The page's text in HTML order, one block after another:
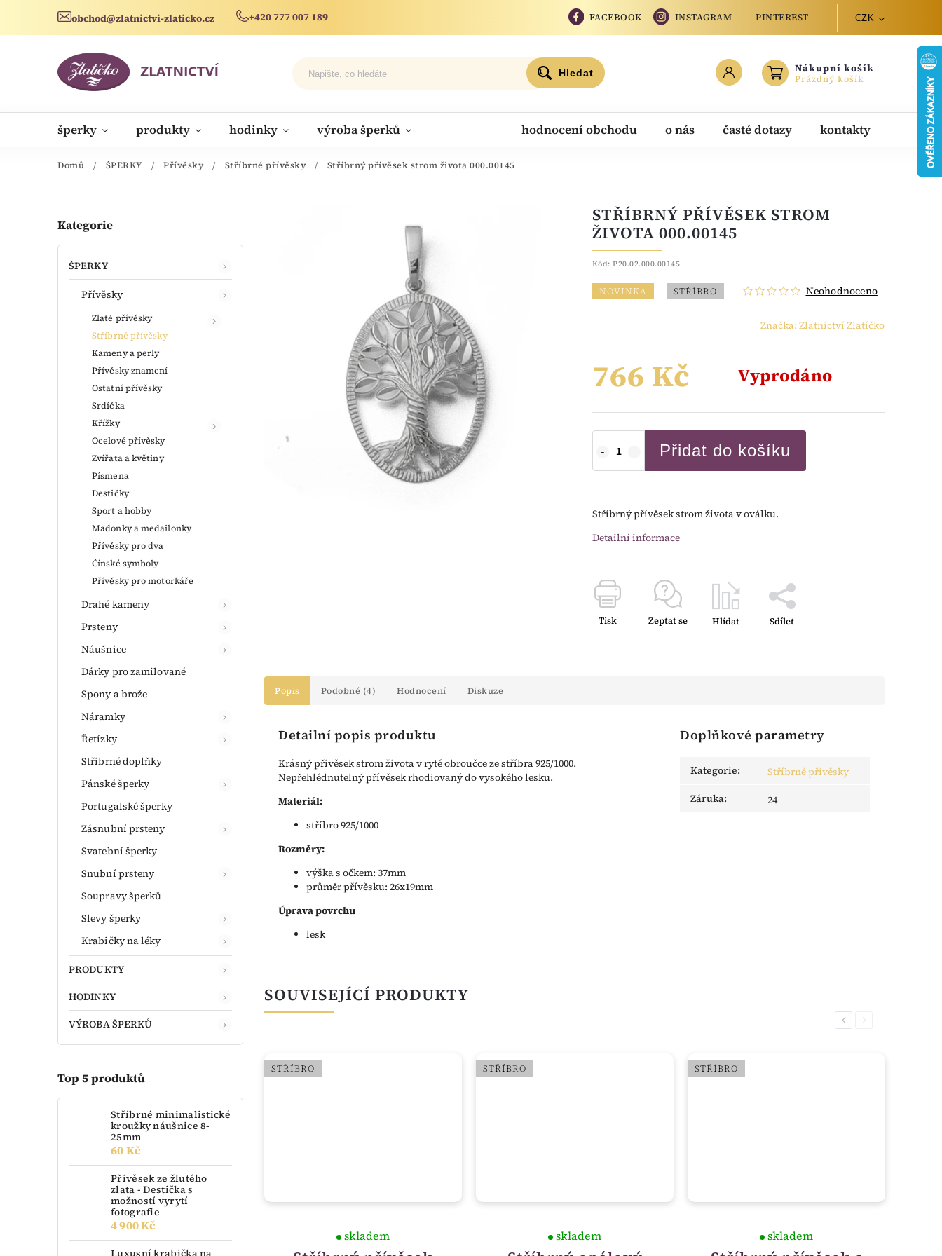
obchod@zlatnictvi-zlaticko.cz +420 777 007 189 FACEBOOK INSTAGRAM PINTEREST CZK
Hledat Nákupní košík
Prázdný košík
šperky produkty hodinky výroba šperků hodnocení obchodu o nás časté dotazy kontakty
novinky
Domů / ŠPERKY / Přívěsky / Stříbrné přívěsky / Stříbrný přívěsek strom života 000.00145
Kategorie
ŠPERKY
Přívěsky
Zlaté přívěsky
Stříbrné přívěsky
Kameny a perly
Přívěsky znamení
Ostatní přívěsky
Srdíčka
Křížky
Ocelové přívěsky
Zvířata a květiny
Písmena
Destičky
Sport a hobby
Madonky a medailonky
Přívěsky pro dva
Čínské symboly
Přívěsky pro motorkáře
Drahé kameny
Prsteny
Náušnice
Dárky pro zamilované
Spony a brože
Náramky
Řetízky
Stříbrné doplňky
Pánské šperky
Portugalské šperky
Zásnubní prsteny
Svatební šperky
Snubní prsteny
Soupravy šperků
Slevy šperky
Krabičky na léky
PRODUKTY
HODINKY
VÝROBA ŠPERKŮ
Top 5 produktů
Stříbrné minimalistické
kroužky náušnice 8-
25mm
60 Kč
Přívěsek ze žlutého
zlata - Destička s
možností vyrytí
fotografie
4 900 Kč
Luxusní krabička na
STŘÍBRNÝ PŘÍVĚSEK STROM
ŽIVOTA 000.00145
Kód: P20.02.000.00145
NOVINKA STŘÍBRO Neohodnoceno
Značka: Zlatnictví Zlatíčko
766 Kč Vyprodáno
Přidat do košíku
Stříbrný přívěsek strom života v oválku.
Detailní informace
Tisk Zeptat se Hlídat Sdílet
Popis Podobné (4) Hodnocení Diskuze
Detailní popis produktu
Krásný přívěsek strom života v ryté obroučce ze stříbra 925/1000.
Nepřehlédnutelný přívěsek rhodiovaný do vysokého lesku.
Materiál:
stříbro 925/1000
Rozměry:
výška s očkem: 37mm
průměr přívěsku: 26x19mm
Úprava povrchu
lesk
Doplňkové parametry
Kategorie:
Stříbrné přívěsky
Záruka: 24
SOUVISEJÍCÍ PRODUKTY
Previous
STŘÍBRO
skladem
STŘÍBRO
skladem
STŘÍBRO
skladem
Next